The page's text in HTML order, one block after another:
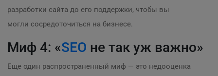
разработки сайта до его поддержки, чтобы вы
могли сосредоточиться на бизнесе.
Миф 4: «SEO не так уж важно»
Еще один распространенный миф — это недооценка